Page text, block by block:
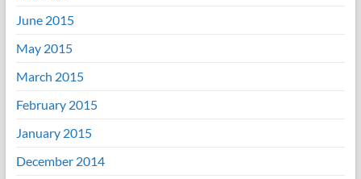
June 2015
May 2015
March 2015
February 2015
January 2015
December 2014